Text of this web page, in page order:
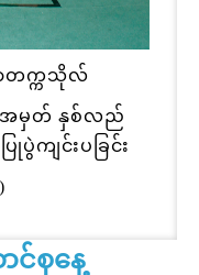
ာတက္ကသိုလ်
အမှတ် နှစ်လည်
ြုပွဲကျင်းပခြင်း
င်စုနေ့